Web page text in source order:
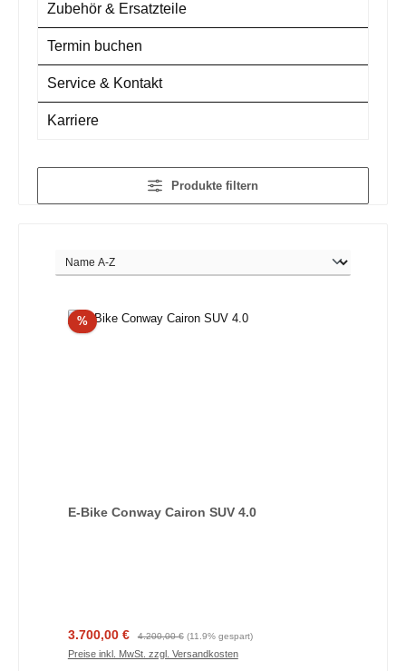
Zubehör & Ersatzteile
Termin buchen
Service & Kontakt
Karriere
Produkte filtern
%Rabatt
E-Bike Conway Cairon SUV 4.0
Verkaufspreis:
3.700,00 € Regulärer Preis:
4.200,00 € (11.9% gespart)
Preise inkl. MwSt. zzgl. Versandkosten